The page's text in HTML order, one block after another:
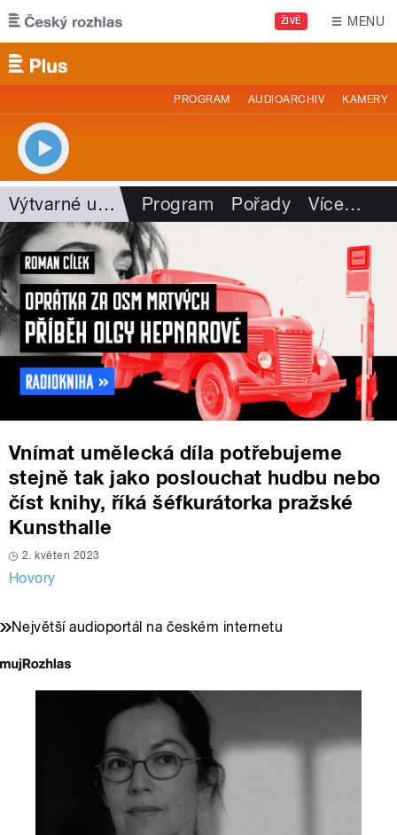
Přejít k hlavnímu obsahu
ŽIVĚ MENU
PROGRAM AUDIOARCHIV KAMERY
Výtvarné umění Program Pořady Více…
Vnímat umělecká díla potřebujeme
stejně tak jako poslouchat hudbu nebo
číst knihy, říká šéfkurátorka pražské
Kunsthalle
2. květen 2023
Hovory
Největší audioportál na českém internetu